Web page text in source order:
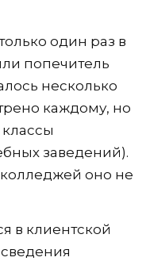
один раз в
попечитель
несколько
каждому, но
классы
заведений).
оно не
в клиентской